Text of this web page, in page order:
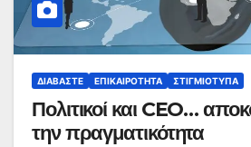
ΔΙΑΒΆΣΤΕ ΕΠΙΚΑΙΡΌΤΗΤΑ ΣΤΙΓΜΙΌΤΥΠΑ
Πολιτικοί και CEO…
την πραγματικότητα